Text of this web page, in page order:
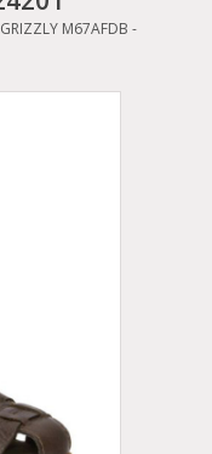
M67AFDB -